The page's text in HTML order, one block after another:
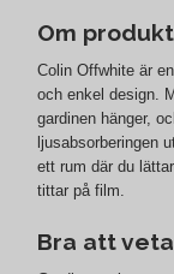
Om
Colin Offwhite är
och enkel design.
gardinen hänger,
ljusabsorberingen
ett rum där du
tittar på film.
Bra att veta